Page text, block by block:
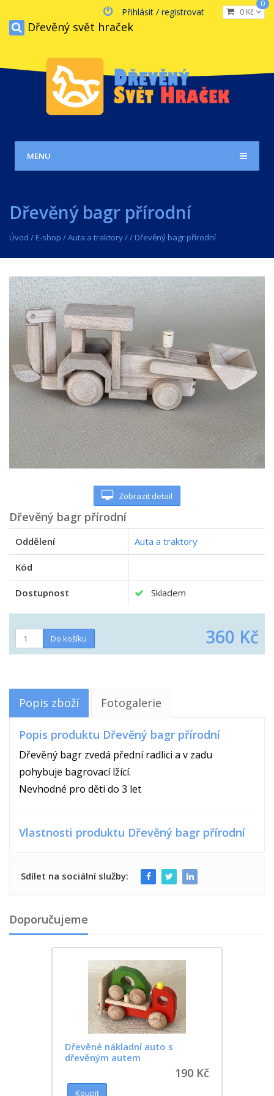
0 Kč
0
Přihlásit / registrovat
Dřevěný svět hraček
MENU
Dřevěný bagr přírodní
Úvod / E-shop /Auta a traktory// Dřevěný bagr přírodní
Zobrazit detail
Dřevěný bagr přírodní
Oddělení Auta a traktory
Kód
Dostupnost Skladem
360 Kč
Popis zboží Fotogalerie
Popis produktu Dřevěný bagr přírodní
Dřevěný bagr zvedá přední radlici a v zadu
pohybuje bagrovací lžící.
Nevhodné pro děti do 3 let
Vlastnosti produktu Dřevěný bagr přírodní
Sdílet na sociální služby:
Doporučujeme
Dřevěné nákladní auto s
dřevěným autem
190 Kč